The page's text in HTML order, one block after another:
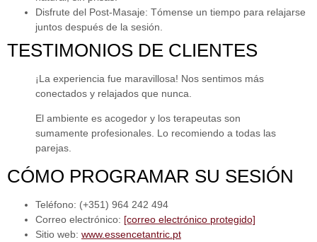
Disfrute del Post-Masaje: Tómense un tiempo para relajarse
juntos después de la sesión.
TESTIMONIOS DE CLIENTES
¡La experiencia fue maravillosa! Nos sentimos más
conectados y relajados que nunca.
El ambiente es acogedor y los terapeutas son
sumamente profesionales. Lo recomiendo a todas las
parejas.
CÓMO PROGRAMAR SU SESIÓN
Teléfono: (+351) 964 242 494
Correo electrónico: [correo electrónico protegido]
Sitio web: www.essencetantric.pt